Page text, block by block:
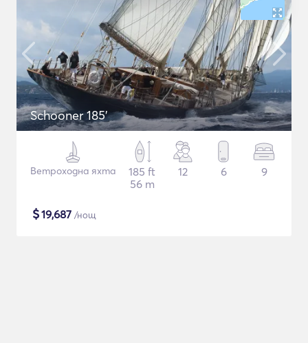
Schooner 185'
Ветроходна яхта
185 ft
56 m
12 6 9
$19,687 /нощ